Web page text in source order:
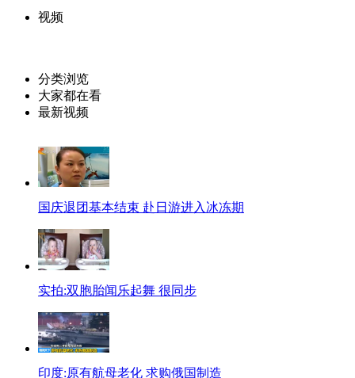
视频
分类浏览
大家都在看
最新视频
国庆退团基本结束 赴日游进入冰冻期
实拍:双胞胎闻乐起舞 很同步
印度:原有航母老化 求购俄国制造